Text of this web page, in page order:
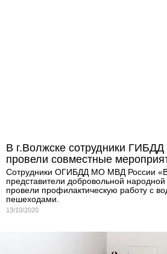
В г.Волжске сотрудники
провели совместные
Сотрудники ОГИБДД МО МВД России
представители добровольной
провели профилактическую работу с
пешеходами.
13/10/2020